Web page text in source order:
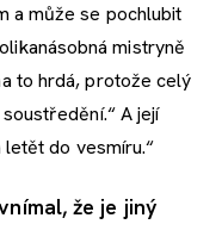
a může se pochlubit
mistryně
to hrdá, protože celý
A její
letět do vesmíru.“
že je jiný